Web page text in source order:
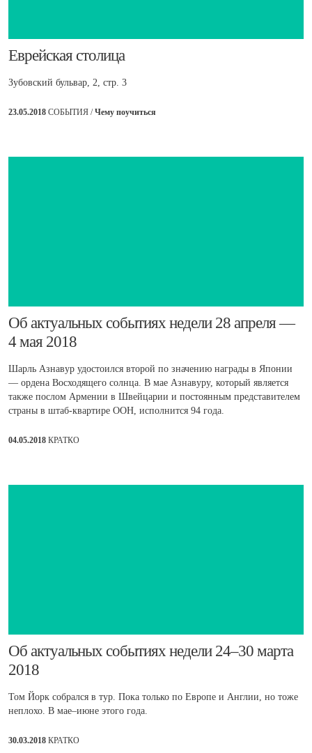
​Еврейская столица
Зубовский бульвар, 2, стр. 3
23.05.2018 СОБЫТИЯ /Чему поучиться
​Об актуальных событиях недели 28 апреля —
4 мая 2018
Шарль Азнавур удостоился второй по значению награды в Японии
— ордена Восходящего солнца. В мае Азнавуру, который является
также послом Армении в Швейцарии и постоянным представителем
страны в штаб-квартире ООН, исполнится 94 года.
04.05.2018 КРАТКО
​Об актуальных событиях недели 24–30 марта
2018
Том Йорк собрался в тур. Пока только по Европе и Англии, но тоже
неплохо. В мае–июне этого года.
30.03.2018 КРАТКО